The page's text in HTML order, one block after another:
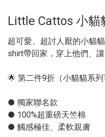
Little Cattos 小貓
超可愛、超討人厭的小貓
shirt帶回家，穿上他們、
🌟 第二件9折（小貓貓系列
● 獨家聯名款
● 100%超重磅天竺棉
● 觸感極佳、柔軟親膚